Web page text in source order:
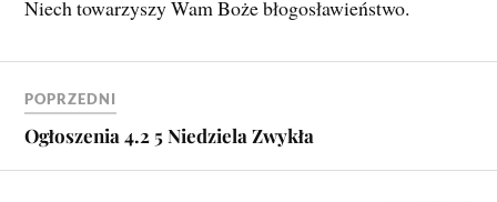
Niech towarzyszy Wam Boże błogosławieństwo.
POPRZEDNI
Ogłoszenia 4.2 5 Niedziela Zwykła